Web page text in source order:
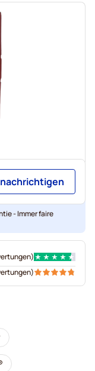
- Immer faire
)
)